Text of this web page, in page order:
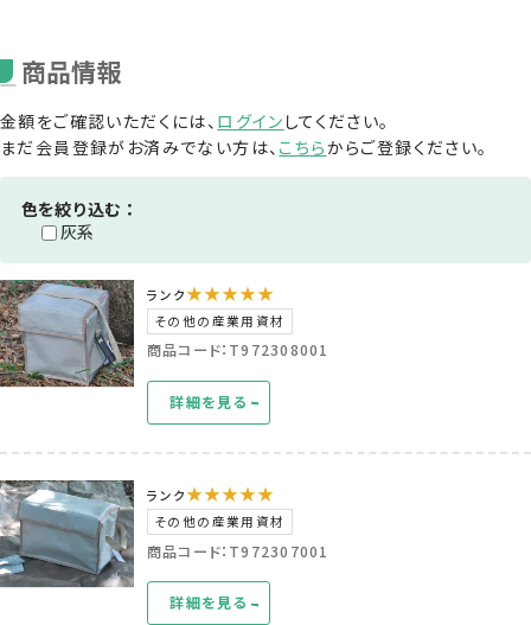
商品情報
金額をご確認いただくには、 ログイン してください。
まだ会員登録がお済みでない方は、 こちらからご登録ください。
色を絞り込む：
灰系
ランク★★★★★
その他の産業用資材
商品コード：T972308001
詳細を見る
ランク★★★★★
その他の産業用資材
商品コード：T972307001
詳細を見る